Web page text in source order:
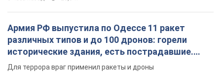
Армия РФ выпустила по Одессе 11 ракет
различных типов и до 100 дронов: горели
исторические здания, есть пострадавшие.
Фото и видео
Для террора враг применил ракеты и дроны